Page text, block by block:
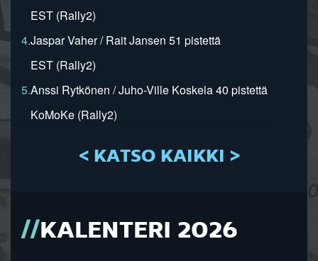
EST (Rally2)
4.Jaspar Vaher / Rait Jansen 51 pistettä
EST (Rally2)
5.Anssi Rytkönen / Juho-Ville Koskela 40 pistettä
KoMoKe (Rally2)
< KATSO KAIKKI >
KALENTERI 2026